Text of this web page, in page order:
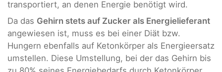
transportiert, an denen Energie benötigt wird.
Da das Gehirn stets auf Zucker als Energielieferant
angewiesen ist, muss es bei einer Diät bzw.
Hungern ebenfalls auf Ketonkörper als Energieersatz
umstellen. Diese Umstellung, bei der das Gehirn bis